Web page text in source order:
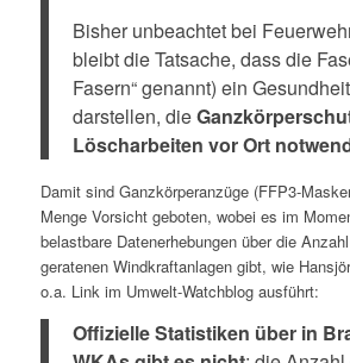
Bisher unbeachtet bei
bleibt die Tatsache, dass die
Fasern“ genannt) ein
darstellen, die
Löscharbeiten vor Ort
Damit sind Ganzkörperanzüge (FFP3-
Menge Vorsicht geboten, wobei es im
belastbare Datenerhebungen über die
geratenen Windkraftanlagen gibt, wie
o.a. Link im Umwelt-Watchblog ausführt:
Offizielle Statistiken über in